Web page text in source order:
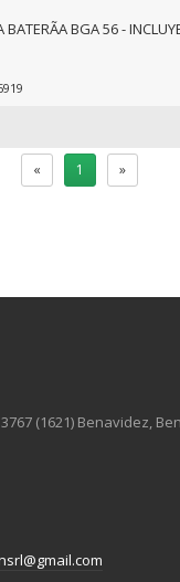
BGA 56 -
« 1 »
(1621) Benavidez,